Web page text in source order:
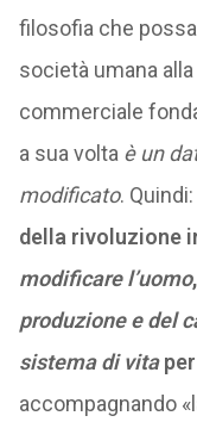
filosofia che possa
società umana
commerciale
a sua volta è un
modificato. Quindi:
della rivoluzione
modificare l’uomo,
produzione e del
sistema di vitaper
accompagnando